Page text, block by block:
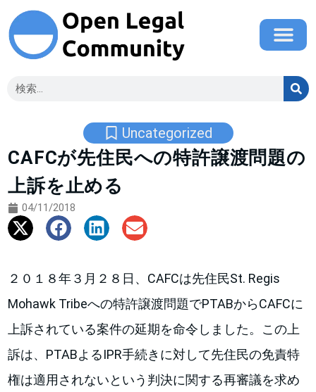
Uncategorized
CAFCが先住民への特許譲渡問題の
上訴を止める
04/11/2018
２０１８年３月２８日、CAFCは先住民St. Regis
Mohawk Tribeへの特許譲渡問題でPTABからCAFCに
上訴されている案件の延期を命令しました。この上
訴は、PTABよるIPR手続きに対して先住民の免責特
権は適用されないという判決に関する再審議を求め